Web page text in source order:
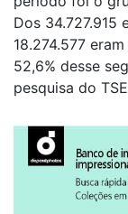
Dos 34.727.915
18.274.577
52,6% desse
pesquisa do